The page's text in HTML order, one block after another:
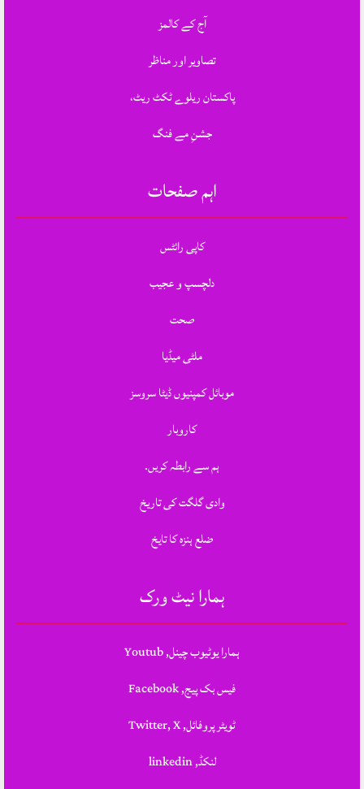
آج کے کالمز
تصاویر اور مناظر
پاکستان ریلوے ٹکٹ ریٹ،
جشنِ مے فنگ
اہم صفحات
کاپی رائٹس
دلچسپ و عجیب
صحت
ملٹی میڈیا
موبائل کمپنیوں ڈیٹا سروسز
کاروبار
ہم سے رابطہ کریں.
وادی گلگت کی تاریخ
ضلع ہنزہ کا تایخ
ہمارا نیٹ ورک
ہمارا یوٹیوب چینل, Youtub
فیس بک پیج, Facebook
ٹویٹر پروفائل, Twitter, X
لنکڈ, linkedin